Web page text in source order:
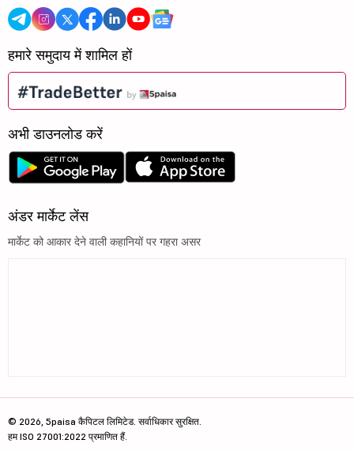
हमारे समुदाय में शामिल हों
अभी डाउनलोड करें
अंडर मार्केट लेंस
मार्केट को आकार देने वाली कहानियों पर गहरा असर
© 2026, 5paisa कैपिटल लिमिटेड. सर्वाधिकार सुरक्षित.
हम ISO 27001:2022 प्रमाणित हैं.